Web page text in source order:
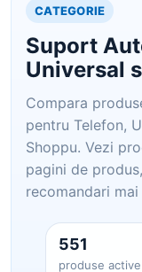
CATEGORIE
Suport
Universal
Compara
pentru Telefon,
Shoppu. Vezi
pagini de
recomandari
551
produse